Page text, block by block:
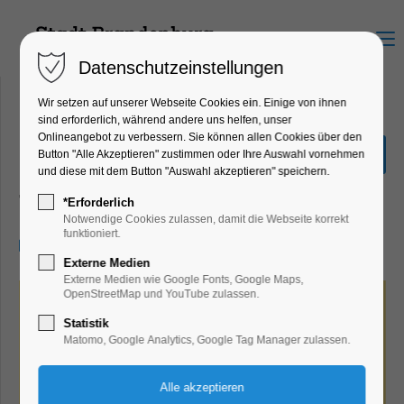
Menu
Uferkultur Open-Air-Kino
Ach, diese Lücke, diese
Theater, Bühne, Verein
Datenschutzeinstellungen
Wir setzen auf unserer Webseite Cookies ein. Einige von ihnen
sind erforderlich, während andere uns helfen, unser
Onlineangebot zu verbessern. Sie können allen Cookies über den
Button "Alle Akzeptieren" zustimmen oder Ihre Auswahl vornehmen
und diese mit dem Button "Auswahl akzeptieren" speichern.
*Erforderlich
Notwendige Cookies zulassen, damit die Webseite korrekt
funktioniert.
Externe Medien
Externe Medien wie Google Fonts, Google Maps,
OpenStreetMap und YouTube zulassen.
Statistik
Matomo, Google Analytics, Google Tag Manager zulassen.